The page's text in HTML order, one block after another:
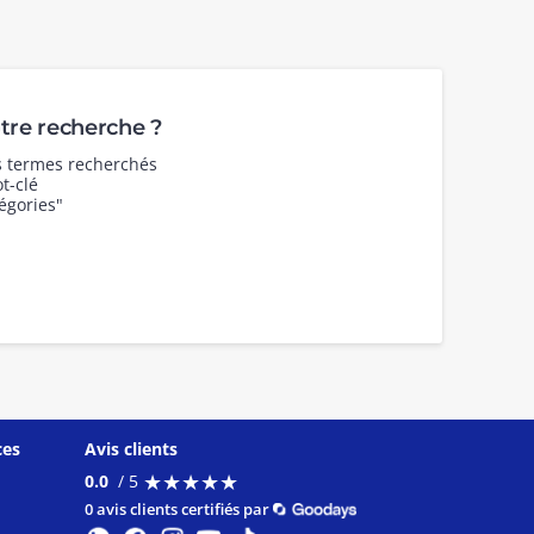
recherche ?
recherchés
clé
Avis clients
0.0 / 5 ★★★★★
★★★★★
0 avis clients certifiés par